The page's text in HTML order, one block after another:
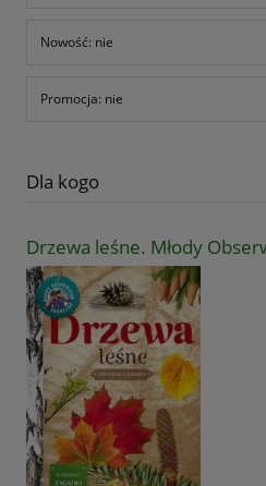
Nowość: nie
Promocja: nie
Dla kogo
Drzewa leśne. Młody